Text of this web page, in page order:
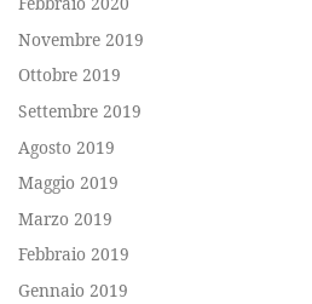
Novembre 2019
Ottobre 2019
Settembre 2019
Agosto 2019
Maggio 2019
Marzo 2019
Febbraio 2019
Gennaio 2019